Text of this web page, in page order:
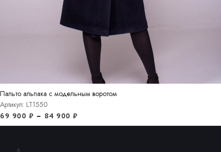
Пальто альпака с модельным воротом
Артикул: LT1550
69 900 ₽ – 84 900 ₽